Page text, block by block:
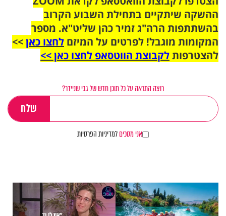
ההשקה שיתקיים בתחילת השבוע הקרוב
בהשתתפות הרה"ג זמיר כהן שליט"א. מספר
המקומות מוגבל! לפרטים על המיזם לחצו כאן>>
להצטרפותלקבוצת הווטסאפ לחצו כאן >>
רוצה התראה על כל תוכן חדש של גבי שניידר?
אני מסכיםלמדיניות הפרטיות